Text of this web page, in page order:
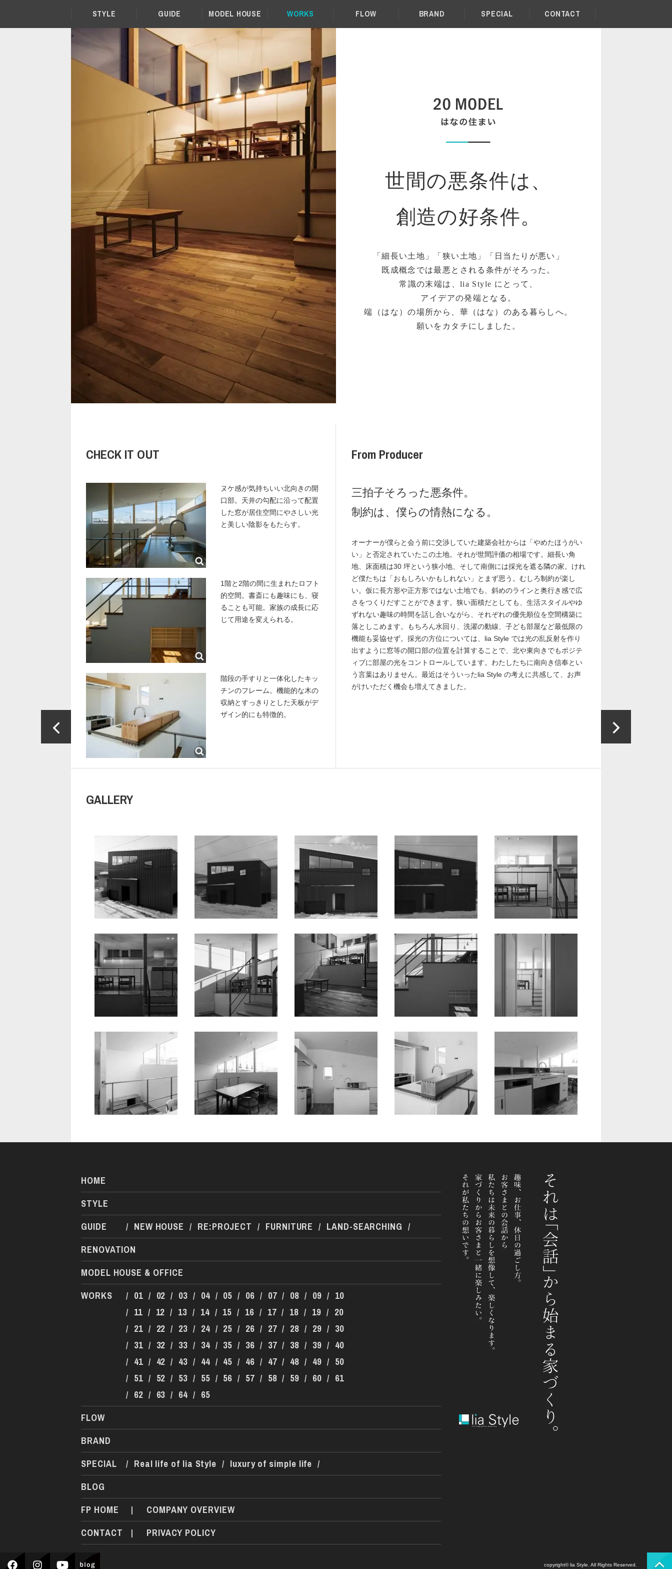
STYLE GUIDE MODEL HOUSE WORKS FLOW BRAND SPECIAL CONTACT
世間の悪条件は、
創造の好条件。
「細長い土地」「狭い土地」「日当たりが悪い」
既成概念では最悪とされる条件がそろった。
常識の末端は、lia Style にとって、
アイデアの発端となる。
端（はな）の場所から、華（はな）のある暮らしへ。
願いをカタチにしました。
CHECK IT OUT
ヌケ感が気持ちいい北向きの開
口部。天井の勾配に沿って配置
した窓が居住空間にやさしい光
と美しい陰影をもたらす。
1階と2階の間に生まれたロフト
的空間。書斎にも趣味にも、寝
ることも可能。家族の成長に応
じて用途を変えられる。
階段の手すりと一体化したキッ
チンのフレーム。機能的な木の
収納とすっきりとした天板がデ
ザイン的にも特徴的。
From Producer
三拍子そろった悪条件。
制約は、僕らの情熱になる。
オーナーが僕らと会う前に交渉していた建築会社からは「やめたほうがい
い」と否定されていたこの土地。それが世間評価の相場です。細長い角
地、床面積は30 坪という狭小地、そして南側には採光を遮る隣の家。けれ
ど僕たちは「おもしろいかもしれない」とまず思う。むしろ制約が楽し
い。仮に長方形や正方形ではない土地でも、斜めのラインと奥行き感で広
さをつくりだすことができます。狭い面積だとしても、生活スタイルやゆ
ずれない趣味の時間を話し合いながら、それぞれの優先順位を空間構築に
落としこめます。もちろん水回り、洗濯の動線、子ども部屋など最低限の
機能も妥協せず。採光の方位については、lia Style では光の乱反射を作り
出すように窓等の開口部の位置を計算することで、北や東向きでもポジテ
ィブに部屋の光をコントロールしています。わたしたちに南向き信奉とい
う言葉はありません。最近はそういったlia Style の考えに共感して、お声
がけいただく機会も増えてきました。
GALLERY
HOME
STYLE
GUIDE
/ NEW HOUSE / RE:PROJECT / FURNITURE / LAND-SEARCHING /
RENOVATION
MODEL HOUSE & OFFICE
WORKS
/ 01 / 02 / 03 / 04 / 05 / 06 / 07 / 08 / 09 / 10
/ 11 / 12 / 13 / 14 / 15 / 16 / 17 / 18 / 19 / 20
/ 21 / 22 / 23 / 24 / 25 / 26 / 27 / 28 / 29 / 30
/ 31 / 32 / 33 / 34 / 35 / 36 / 37 / 38 / 39 / 40
/ 41 / 42 / 43 / 44 / 45 / 46 / 47 / 48 / 49 / 50
/ 51 / 52 / 53 / 55 / 56 / 57 / 58 / 59 / 60 / 61
/ 62 / 63 / 64 / 65
FLOW
BRAND
SPECIAL
/ Real life of lia Style / luxury of simple life /
BLOG
FP HOME
|
COMPANY OVERVIEW
CONTACT
| PRIVACY POLICY
copyright© lia Style. All Rights Reserved.